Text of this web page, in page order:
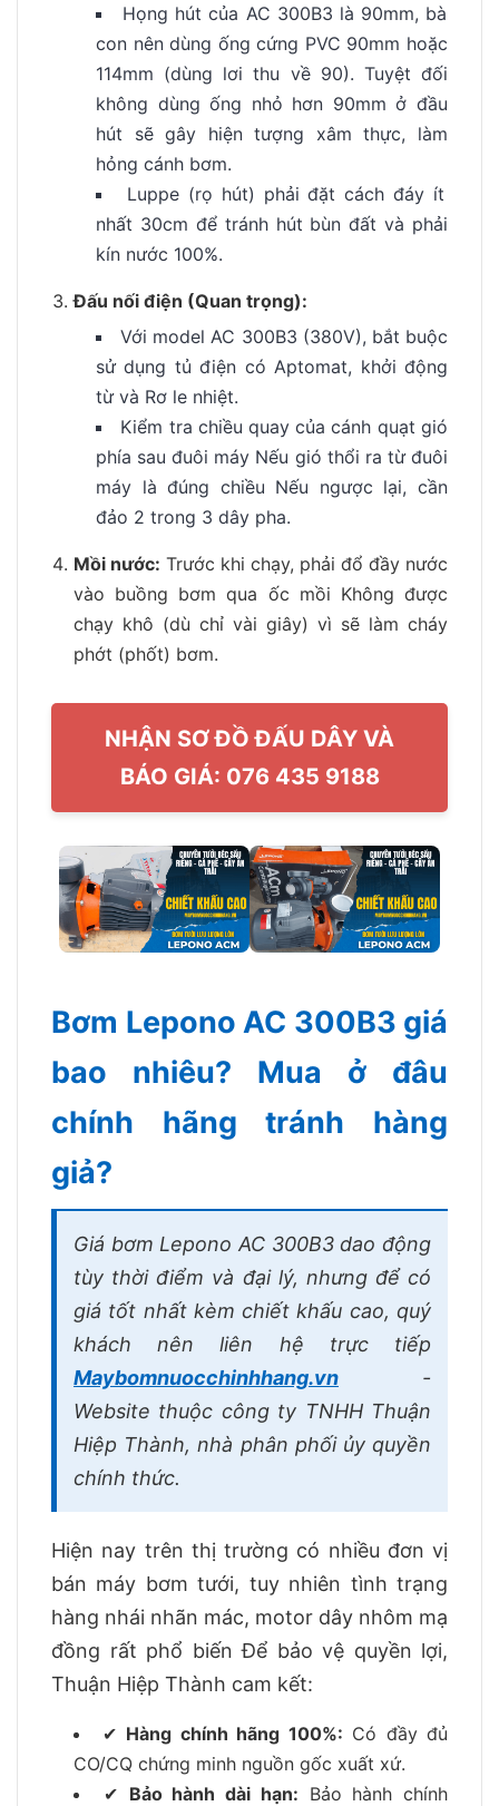
Họng hút của AC 300B3 là 90mm, bà
con nên dùng ống cứng PVC 90mm hoặc
114mm (dùng lơi thu về 90). Tuyệt đối
không dùng ống nhỏ hơn 90mm ở đầu
hút sẽ gây hiện tượng xâm thực, làm
hỏng cánh bơm.
Luppe (rọ hút) phải đặt cách đáy ít
nhất 30cm để tránh hút bùn đất và phải
kín nước 100%.
Đấu nối điện (Quan trọng):
Với model AC 300B3 (380V), bắt buộc
sử dụng tủ điện có Aptomat, khởi động
từ và Rơ le nhiệt.
Kiểm tra chiều quay của cánh quạt gió
phía sau đuôi máy Nếu gió thổi ra từ đuôi
máy là đúng chiều Nếu ngược lại, cần
đảo 2 trong 3 dây pha.
Mồi nước: Trước khi chạy, phải đổ đầy nước
vào buồng bơm qua ốc mồi Không được
chạy khô (dù chỉ vài giây) vì sẽ làm cháy
phớt (phốt) bơm.
NHẬN SƠ ĐỒ ĐẤU DÂY VÀ
BÁO GIÁ: 076 435 9188
Bơm Lepono AC 300B3 giá
bao nhiêu? Mua ở đâu
chính hãng tránh hàng
giả?
Giá bơm Lepono AC 300B3 dao động
tùy thời điểm và đại lý, nhưng để có
giá tốt nhất kèm chiết khấu cao, quý
khách nên liên hệ trực tiếp
Maybomnuocchinhhang.vn -
Website thuộc công ty TNHH Thuận
Hiệp Thành, nhà phân phối ủy quyền
chính thức.
Hiện nay trên thị trường có nhiều đơn vị
bán máy bơm tưới, tuy nhiên tình trạng
hàng nhái nhãn mác, motor dây nhôm mạ
đồng rất phổ biến Để bảo vệ quyền lợi,
Thuận Hiệp Thành cam kết:
✔ Hàng chính hãng 100%: Có đầy đủ
CO/CQ chứng minh nguồn gốc xuất xứ.
✔ Bảo hành dài hạn: Bảo hành chính